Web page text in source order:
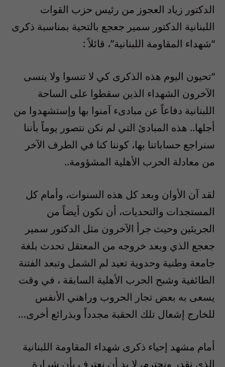
الدكتور زياد العجوز من رئيس حزب القوات
اللبنانية الدكتور سمير جعجع بالتحية بمناسبة ذكرى
“شهداء المقاومة اللبنانية”، قائلاً :
“تحيون اليوم هذه الذكرى كي لا تنسوا ولا ينسى
الآخرون الشهداء الذين سقطوا على الساحة
اللبنانية دفاعاً عن مبادىء آمنوا بها وإستشهدوا من
أجلها.. هذه المبادئ التي لم نكن نتصور يوماً بأننا
سنراجع حساباتنا بها، كوننا كنا في الطرف الآخر
من معادلة الحرب الأهلية المشؤومة..
لقد آن الأوان وبعد كل هذه السنوات، وأمام كل
المستجدات والتحديات، أن نكون أيضاً من
الجريئين وحيث جرأ الآخرون مثل الدكتور سمير
جعجع الذي وبعد خروجه من المعتقل تحدث بلغة
جامعة وطنية وحدوية تعيد لم الشمل وتبعد الفتنة
الطائفية وشبح الحرب الأهلية السابقة ، في وقت
يسعى به بعض تجار الحروب وراهني الأنفس
للخارج إشعال تلك الحقبة مجدداً وبذرائع أخرى…
أمام مشهد إحياء ذكرى شهداء المقاومة اللبنانية
الذي نقدر ونحترم، لا بد أن نعترف بأن شرارة